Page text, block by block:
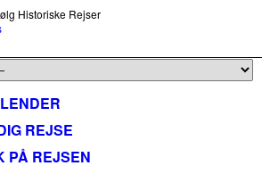
Historiske Rejser
REJSE
PÅ REJSEN